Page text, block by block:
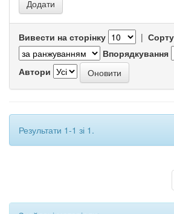
Вивести на сторінку |
Впорядкування
Автори
Результати 1-1 зі 1.